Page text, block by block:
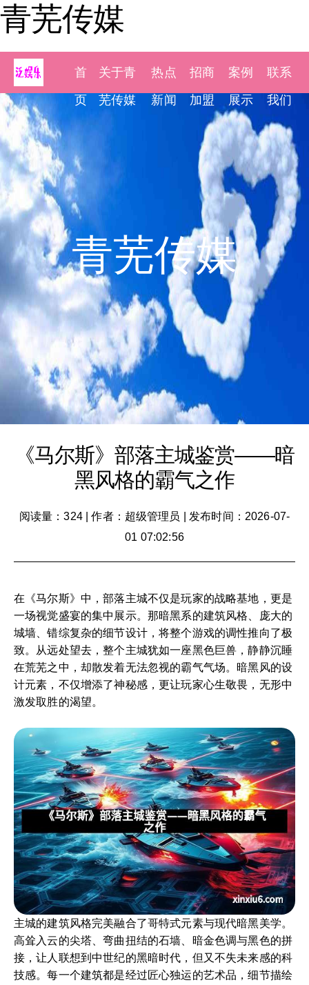
青芜传媒
首
页
关于青
芜传媒
热点
新闻
招商
加盟
案例
展示
联系
我们
青芜传媒
《马尔斯》部落主城鉴赏——暗
黑风格的霸气之作
阅读量：324|作者：超级管理员
发布时间：2026-07-
01 07:02:56
在《马尔斯》中，部落主城不仅是玩家的战略基地，更是
一场视觉盛宴的集中展示。那暗黑系的建筑风格、庞大的
城墙、错综复杂的细节设计，将整个游戏的调性推向了极
致。从远处望去，整个主城犹如一座黑色巨兽，静静沉睡
在荒芜之中，却散发着无法忽视的霸气气场。暗黑风的设
计元素，不仅增添了神秘感，更让玩家心生敬畏，无形中
激发取胜的渴望。
主城的建筑风格完美融合了哥特式元素与现代暗黑美学。
高耸入云的尖塔、弯曲扭结的石墙、暗金色调与黑色的拼
接，让人联想到中世纪的黑暗时代，但又不失未来感的科
技感。每一个建筑都是经过匠心独运的艺术品，细节描绘